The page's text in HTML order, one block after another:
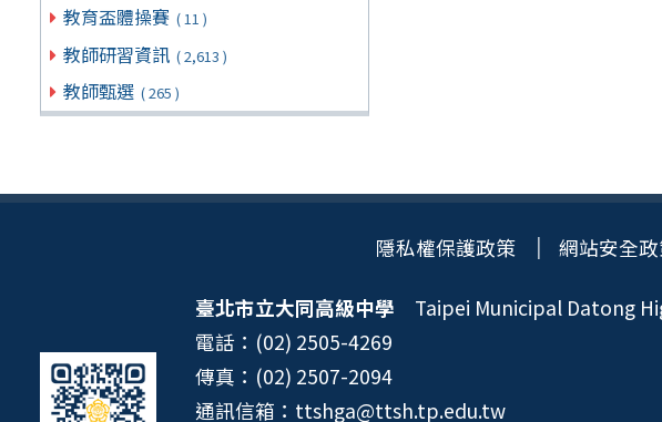
教育盃體操賽 ( 11 )
教師研習資訊 ( 2,613 )
教師甄選 ( 265 )
隱私權保護政策 網站安全
臺北市立大同高級中學 Taipei Municipal Datong
電話：(02) 2505-4269
傳真：(02) 2507-2094
通訊信箱：ttshga@ttsh.tp.edu.tw